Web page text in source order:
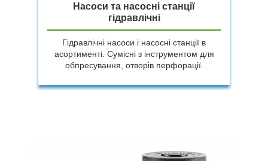
Насоси та насосні станції
гідравлічні
Гідравлічні насоси і насосні станції в
асортименті. Сумісні з інструментом для
обпресування, отворів перфорації.